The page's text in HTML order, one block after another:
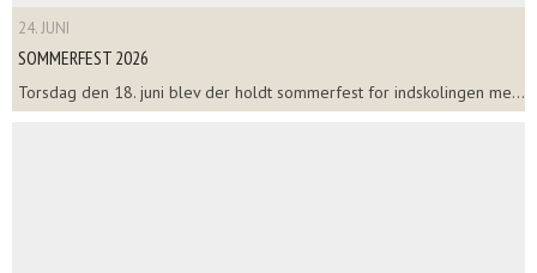
24. JUNI
SOMMERFEST 2026
Torsdag den 18. juni blev der holdt sommerfest for indskolingen me...